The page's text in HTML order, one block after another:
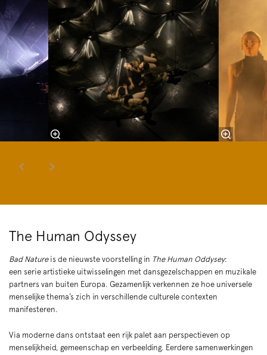
The Human Odyssey
Bad Natureis de nieuwste voorstelling in The Human Oddysey:
een serie artistieke uitwisselingen met dansgezelschappen en muzikale
partners van buiten Europa. Gezamenlijk verkennen ze hoe universele
menselijke thema’s zich in verschillende culturele contexten
manifesteren.
Via moderne dans ontstaat een rijk palet aan perspectieven op
menselijkheid, gemeenschap en verbeelding. Eerdere samenwerkingen